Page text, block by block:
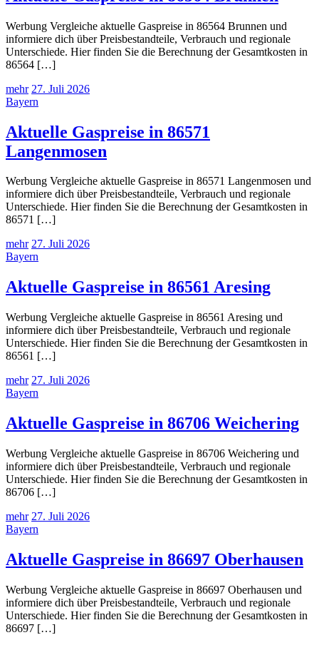
Werbung Vergleiche aktuelle Gaspreise in 86564 Brunnen und
informiere dich über Preisbestandteile, Verbrauch und regionale
Unterschiede. Hier finden Sie die Berechnung der Gesamtkosten in
86564 […]
mehr 27. Juli 2026
Bayern
Aktuelle Gaspreise in 86571
Langenmosen
Werbung Vergleiche aktuelle Gaspreise in 86571 Langenmosen und
informiere dich über Preisbestandteile, Verbrauch und regionale
Unterschiede. Hier finden Sie die Berechnung der Gesamtkosten in
86571 […]
mehr 27. Juli 2026
Bayern
Aktuelle Gaspreise in 86561 Aresing
Werbung Vergleiche aktuelle Gaspreise in 86561 Aresing und
informiere dich über Preisbestandteile, Verbrauch und regionale
Unterschiede. Hier finden Sie die Berechnung der Gesamtkosten in
86561 […]
mehr 27. Juli 2026
Bayern
Aktuelle Gaspreise in 86706 Weichering
Werbung Vergleiche aktuelle Gaspreise in 86706 Weichering und
informiere dich über Preisbestandteile, Verbrauch und regionale
Unterschiede. Hier finden Sie die Berechnung der Gesamtkosten in
86706 […]
mehr 27. Juli 2026
Bayern
Aktuelle Gaspreise in 86697 Oberhausen
Werbung Vergleiche aktuelle Gaspreise in 86697 Oberhausen und
informiere dich über Preisbestandteile, Verbrauch und regionale
Unterschiede. Hier finden Sie die Berechnung der Gesamtkosten in
86697 […]